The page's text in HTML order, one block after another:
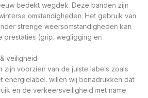
bedekt wegdek. Deze banden zijn
omstandigheden. Het gebruik van
strenge weersomstandigheden kan
prestaties (grip. wegligging en
veiligheid
zijn voorzien van de juiste labels zoals
energielabel. willen wij benadrukken dat
en de verkeersveiligheid met name